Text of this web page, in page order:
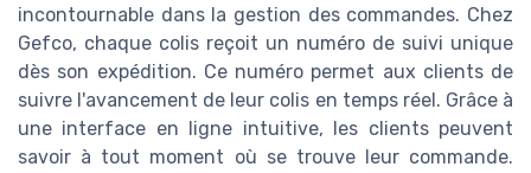
incontournable dans la gestion des commandes. Chez
Gefco, chaque colis reçoit un numéro de suivi unique
dès son expédition. Ce numéro permet aux clients de
suivre l'avancement de leur colis en temps réel. Grâce à
une interface en ligne intuitive, les clients peuvent
savoir à tout moment où se trouve leur commande.